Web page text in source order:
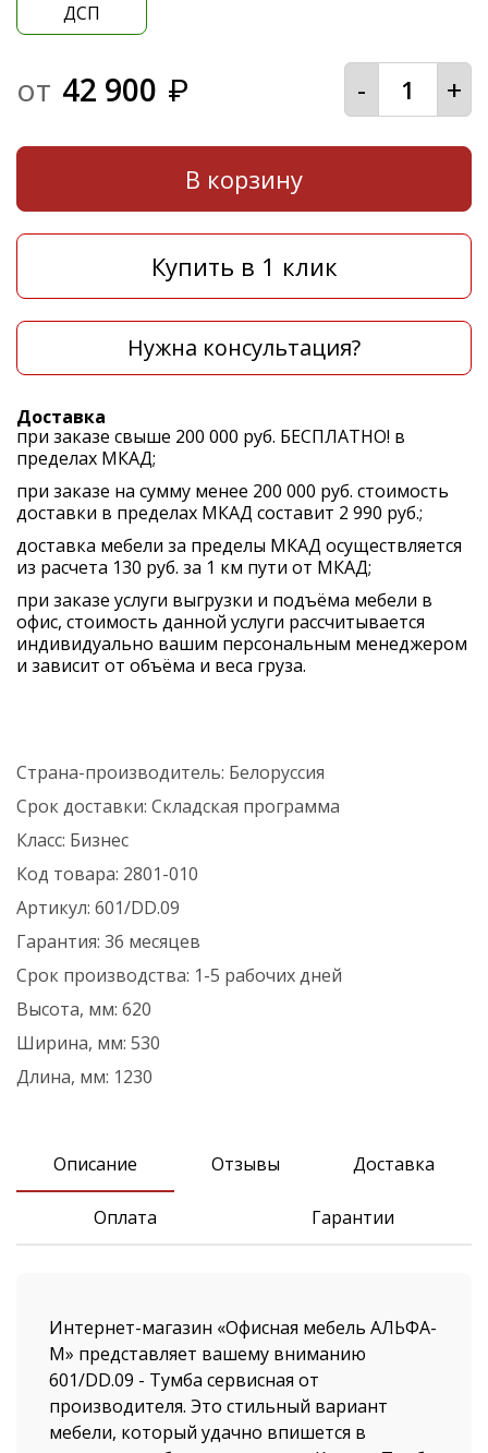
ДСП
от 42 900 ₽ - +
В корзину
Купить в 1 клик
Нужна консультация?
Доставка
при заказе свыше 200 000 руб. БЕСПЛАТНО! в
пределах МКАД;
при заказе на сумму менее 200 000 руб. стоимость
доставки в пределах МКАД составит 2 990 руб.;
доставка мебели за пределы МКАД осуществляется
из расчета 130 руб. за 1 км пути от МКАД;
при заказе услуги выгрузки и подъёма мебели в
офис, стоимость данной услуги рассчитывается
индивидуально вашим персональным менеджером
и зависит от объёма и веса груза.
Страна-производитель: Белоруссия
Срок доставки: Складская программа
Класс: Бизнес
Код товара: 2801-010
Артикул: 601/DD.09
Гарантия: 36 месяцев
Срок производства: 1-5 рабочих дней
Высота, мм: 620
Ширина, мм: 530
Длина, мм: 1230
Описание Отзывы Доставка
Оплата Гарантии
Интернет-магазин «Офисная мебель АЛЬФА-
М» представляет вашему вниманию
601/DD.09 - Тумба сервисная от
производителя. Это стильный вариант
мебели, который удачно впишется в